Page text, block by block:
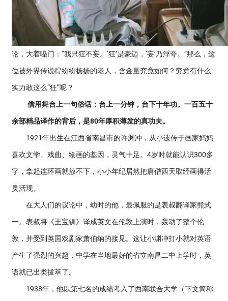
论，大着嗓门：“我只狂不妄。‘狂’是豪迈，‘妄’乃浮夸。”那么，这
位被外界传说得纷纷扬扬的老人，含金量究竟如何？究竟有什么
实力敢这么“狂”呢？
借用舞台上一句俗话：台上一分钟，台下十年功。一百五十
余部精品译作的背后，是80年厚积薄发的真功夫。
1921年出生在江西省南昌市的许渊冲，从小遗传于画家妈妈
喜欢文学、戏曲、绘画的基因，灵气十足。4岁时就能认识300多
字，拿起连环画就放不下，小小年纪居然把唐僧西天取经画得活
灵活现。
在大人们的议论中，幼时的他，最佩服的是表叔翻译家熊式
一。表叔将《王宝钏》译成英文在伦敦上演时，轰动了整个伦
敦，并受到英国戏剧家萧伯纳的接见。这让小渊冲打小就对英语
产生了强烈的兴趣，中学在当地最好的省立南昌二中上学时，英
语就已出类拔萃了。
1938年，他以第七名的成绩考入了西南联合大学（下文简称